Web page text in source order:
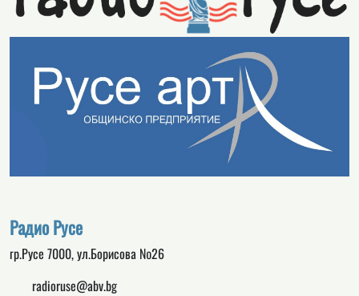
Радио Русе
гр.Русе 7000, ул.Борисова №26
radioruse@abv.bg